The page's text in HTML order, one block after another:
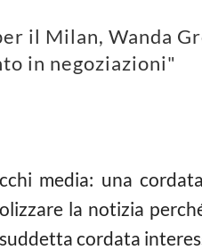
il Milan, Wanda
in negoziazioni"
media: una
la notizia
cordata